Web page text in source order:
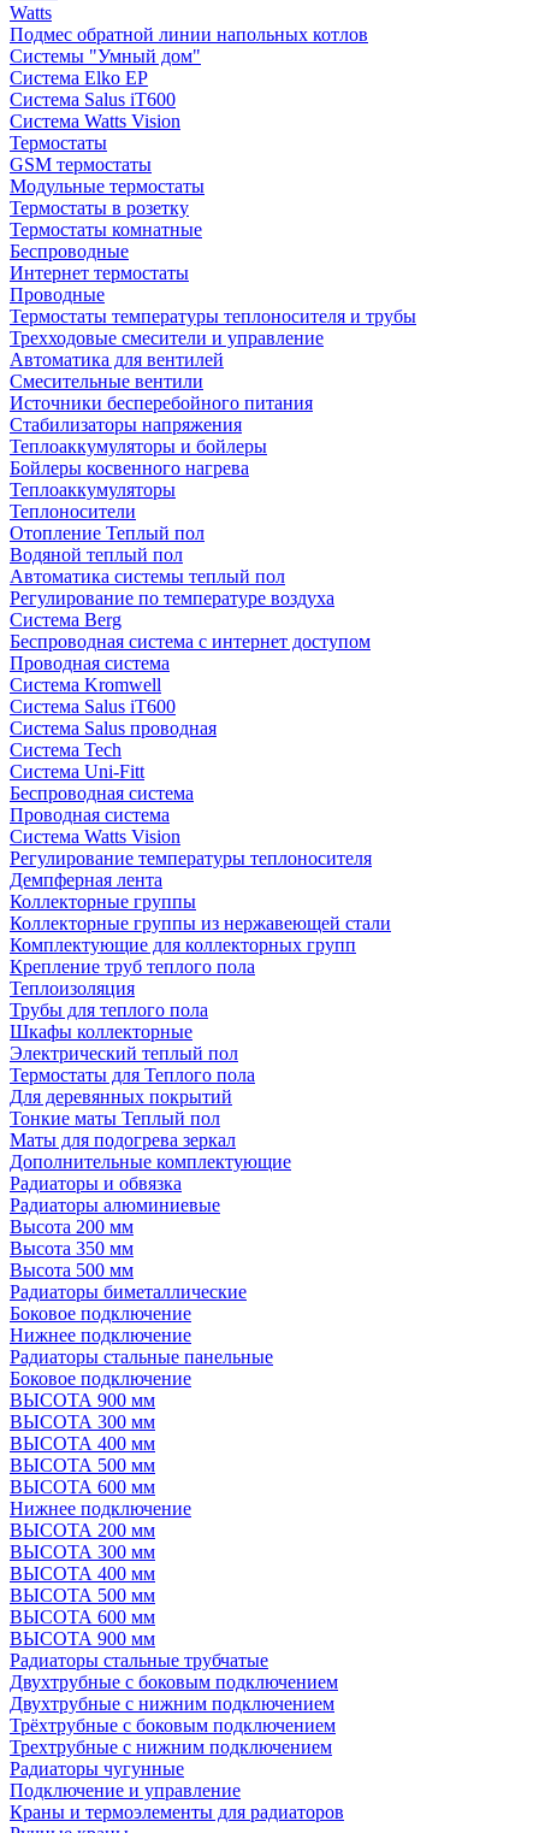
Watts
Подмес обратной линии напольных котлов
Системы "Умный дом"
Система Elko EP
Система Salus iT600
Система Watts Vision
Термостаты
GSM термостаты
Модульные термостаты
Термостаты в розетку
Термостаты комнатные
Беспроводные
Интернет термостаты
Проводные
Термостаты температуры теплоносителя и трубы
Трехходовые смесители и управление
Автоматика для вентилей
Смесительные вентили
Источники бесперебойного питания
Стабилизаторы напряжения
Теплоаккумуляторы и бойлеры
Бойлеры косвенного нагрева
Теплоаккумуляторы
Теплоносители
Отопление Теплый пол
Водяной теплый пол
Автоматика системы теплый пол
Регулирование по температуре воздуха
Система Berg
Беспроводная система с интернет доступом
Проводная система
Система Kromwell
Система Salus iT600
Система Salus проводная
Система Tech
Система Uni-Fitt
Беспроводная система
Проводная система
Система Watts Vision
Регулирование температуры теплоносителя
Демпферная лента
Коллекторные группы
Коллекторные группы из нержавеющей стали
Комплектующие для коллекторных групп
Крепление труб теплого пола
Теплоизоляция
Трубы для теплого пола
Шкафы коллекторные
Электрический теплый пол
Термостаты для Теплого пола
Для деревянных покрытий
Тонкие маты Теплый пол
Маты для подогрева зеркал
Дополнительные комплектующие
Радиаторы и обвязка
Радиаторы алюминиевые
Высота 200 мм
Высота 350 мм
Высота 500 мм
Радиаторы биметаллические
Боковое подключение
Нижнее подключение
Радиаторы стальные панельные
Боковое подключение
ВЫСОТА 900 мм
ВЫСОТА 300 мм
ВЫСОТА 400 мм
ВЫСОТА 500 мм
ВЫСОТА 600 мм
Нижнее подключение
ВЫСОТА 200 мм
ВЫСОТА 300 мм
ВЫСОТА 400 мм
ВЫСОТА 500 мм
ВЫСОТА 600 мм
ВЫСОТА 900 мм
Радиаторы стальные трубчатые
Двухтрубные с боковым подключением
Двухтрубные с нижним подключением
Трёхтрубные с боковым подключением
Трехтрубные с нижним подключением
Радиаторы чугунные
Подключение и управление
Краны и термоэлементы для радиаторов